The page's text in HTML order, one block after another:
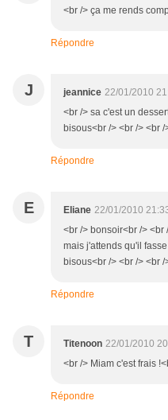
<br /> ça me rends
Répondre
J jeannice 22/01/2010
<br /> sa c'est un
bisous<br /> <br /> <br /
Répondre
E Eliane 22/01/2010
<br /> bonsoir<br />
mais j'attends qu'il
bisous<br /> <br /> <br /
Répondre
T Titenoon 22/01/2010
<br /> Miam c'est frais
Répondre